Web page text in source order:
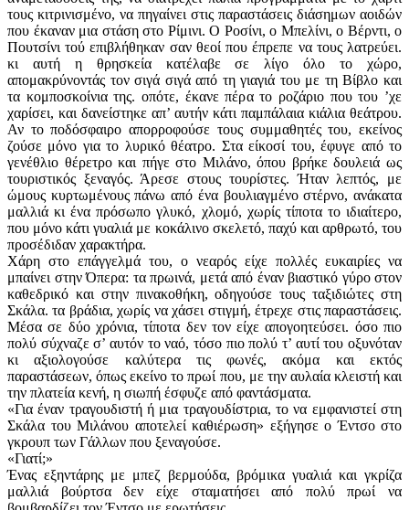
τους κιτρινισμένο, να πηγαίνει στις παραστάσεις διάσημων αοιδών
που έκαναν μια στάση στο Ρίμινι. Ο Ροσίνι, ο Μπελίνι, ο Βέρντι, ο
Πουτσίνι τού επιβλήθηκαν σαν θεοί που έπρεπε να τους λατρεύει.
κι αυτή η θρησκεία κατέλαβε σε λίγο όλο το χώρο,
απομακρύνοντάς τον σιγά σιγά από τη γιαγιά του με τη Βίβλο και
τα κομποσκοίνια της. οπότε, έκανε πέρα το ροζάριο που του ’χε
χαρίσει, και δανείστηκε απ’ αυτήν κάτι παμπάλαια κιάλια θεάτρου.
Αν το ποδόσφαιρο απορροφούσε τους συμμαθητές του, εκείνος
ζούσε μόνο για το λυρικό θέατρο. Στα είκοσί του, έφυγε από το
γενέθλιο θέρετρο και πήγε στο Μιλάνο, όπου βρήκε δουλειά ως
τουριστικός ξεναγός. Άρεσε στους τουρίστες. Ήταν λεπτός, με
ώμους κυρτωμένους πάνω από ένα βουλιαγμένο στέρνο, ανάκατα
μαλλιά κι ένα πρόσωπο γλυκό, χλομό, χωρίς τίποτα το ιδιαίτερο,
που μόνο κάτι γυαλιά με κοκάλινο σκελετό, παχύ και αρθρωτό, του
προσέδιδαν χαρακτήρα.
Χάρη στο επάγγελμά του, ο νεαρός είχε πολλές ευκαιρίες να
μπαίνει στην Όπερα: τα πρωινά, μετά από έναν βιαστικό γύρο στον
καθεδρικό και στην πινακοθήκη, οδηγούσε τους ταξιδιώτες στη
Σκάλα. τα βράδια, χωρίς να χάσει στιγμή, έτρεχε στις παραστάσεις.
Μέσα σε δύο χρόνια, τίποτα δεν τον είχε απογοητεύσει. όσο πιο
πολύ σύχναζε σ’ αυτόν το ναό, τόσο πιο πολύ τ’ αυτί του οξυνόταν
κι αξιολογούσε καλύτερα τις φωνές, ακόμα και εκτός
παραστάσεων, όπως εκείνο το πρωί που, με την αυλαία κλειστή και
την πλατεία κενή, η σιωπή έσφυζε από φαντάσματα.
«Για έναν τραγουδιστή ή μια τραγουδίστρια, το να εμφανιστεί στη
Σκάλα του Μιλάνου αποτελεί καθιέρωση» εξήγησε ο Έντσο στο
γκρουπ των Γάλλων που ξεναγούσε.
«Γιατί;»
Ένας εξηντάρης με μπεζ βερμούδα, βρόμικα γυαλιά και γκρίζα
μαλλιά βούρτσα δεν είχε σταματήσει από πολύ πρωί να